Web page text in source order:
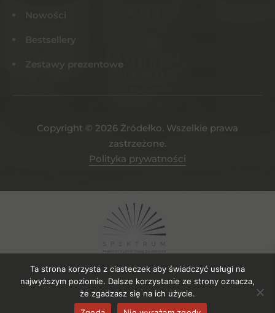
Nowości
Bestsellery
Zestawy prezentowe
Copyright © 2026 Żródełko. Wszelkie prawa
zastrzeżone.
Polityka prywatności
Projekt współfinansowany ze środków EFRR. Numer umowy o
Ta strona korzysta z ciasteczek aby świadczyć usługi na
najwyższym poziomie. Dalsze korzystanie ze strony oznacza,
że zgadzasz się na ich użycie.